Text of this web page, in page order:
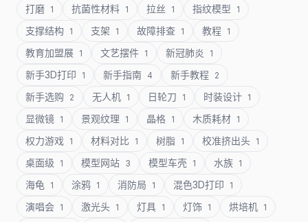
打磨 1 抗菌性材料 1 拉丝 1 指纹模型 1
支撑结构 1 支架 1 故障排查 1 教程 1
教育加盟展 1 文艺摆件 1 新冠肺炎 1
新手3D打印 1 新手指南 4 新手教程 2
新手选购 2 无人机 1 日轮刀 1 时装设计 1
显微镜 1 景观纹理 1 晶格 1 木质耗材 1
权力游戏 1 材料对比 1 树脂 1 校准挤出头 1
桌面级 1 模型网站 3 模型车壳 1 水族 1
海龟 1 涂鸦 1 消防局 1 混色3D打印 1
演唱会 1 激光头 1 灯具 1 灯饰 1 烘培机 1